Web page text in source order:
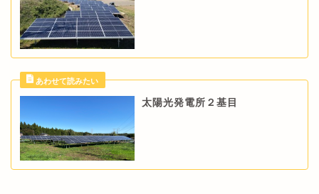
太陽光発電所２基目